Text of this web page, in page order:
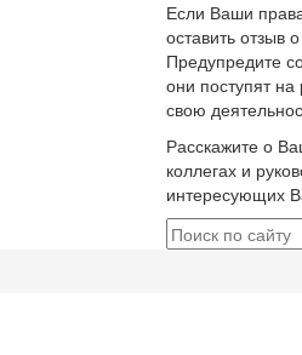
Если Ваши
оставить отзыв
Предупредите
они поступят
свою
Расскажите о
коллегах и
интересующих